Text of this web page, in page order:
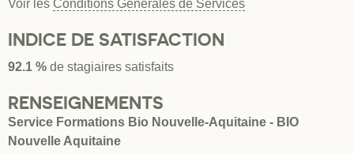
Voir les Conditions Générales de Services
INDICE DE SATISFACTION
92.1 % de stagiaires satisfaits
RENSEIGNEMENTS
Service Formations Bio Nouvelle-Aquitaine - BIO
Nouvelle Aquitaine